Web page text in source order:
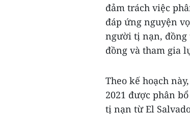
đảm trách việc
đáp ứng nguyện
người tị nạn, đồng
đồng và tham gia
Theo kế hoạch
2021 được phân
tị nạn từ El